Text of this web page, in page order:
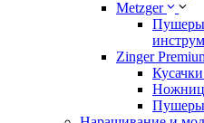
Metzger
Zinger